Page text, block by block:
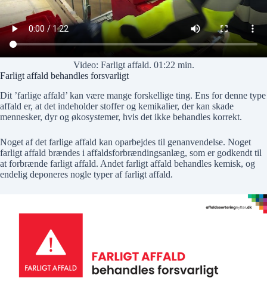
Video: Farligt affald. 01:22 min.
Farligt affald behandles forsvarligt
Dit ’farlige affald’ kan være mange forskellige ting. Ens for denne type
affald er, at det indeholder stoffer og kemikalier, der kan skade
mennesker, dyr og økosystemer, hvis det ikke behandles korrekt.
Noget af det farlige affald kan oparbejdes til genanvendelse. Noget
farligt affald brændes i affaldsforbrændingsanlæg, som er godkendt til
at forbrænde farligt affald. Andet farligt affald behandles kemisk, og
endelig deponeres nogle typer af farligt affald.